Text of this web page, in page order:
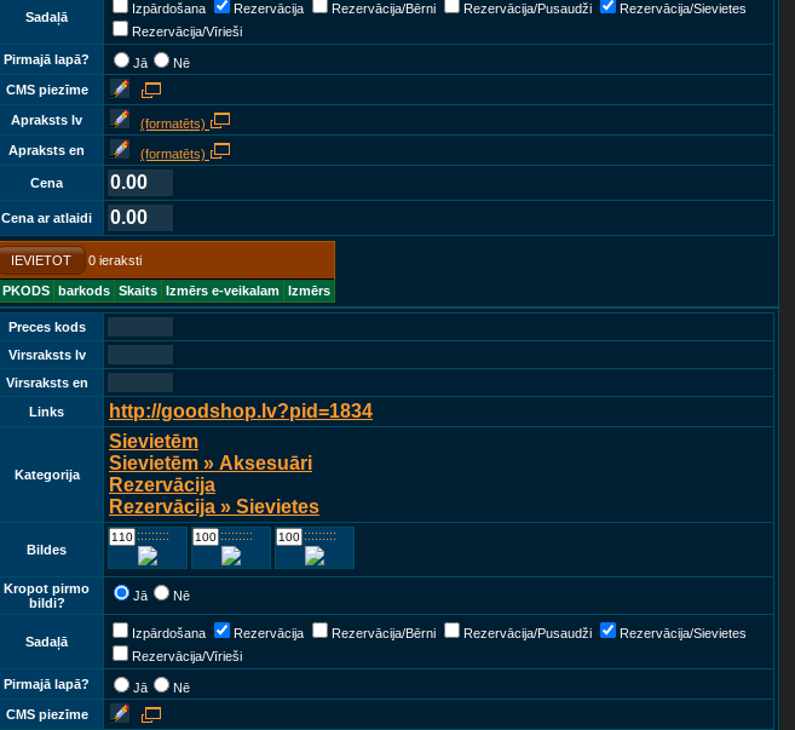
Sadaļā
Izpārdošana Rezervācija Rezervācija/Bērni Rezervācija/Pusaudži
Rezervācija/Sievietes
Rezervācija/Vīrieši
Pirmajā lapā?
Jā
Nē
CMS piezīme
Apraksts lv
(formatēts)
Apraksts en
(formatēts)
Cena
0.00
Cena ar atlaidi 0.00
IEVIETOT 0 ieraksti
PKODS barkods Skaits Izmērs e-veikalam Izmērs
Preces kods
Virsraksts lv
Virsraksts en
Links
http://goodshop.lv?pid=1834
Kategorija
Sievietēm
Sievietēm » Aksesuāri
Rezervācija
Rezervācija » Sievietes
Bildes
:::::::::::: :::::::::::: ::::::::::::
Kropot pirmo
bildi?
Jā Nē
Sadaļā
Izpārdošana Rezervācija Rezervācija/Bērni Rezervācija/Pusaudži
Rezervācija/Sievietes
Rezervācija/Vīrieši
Pirmajā lapā?
Jā
Nē
CMS piezīme